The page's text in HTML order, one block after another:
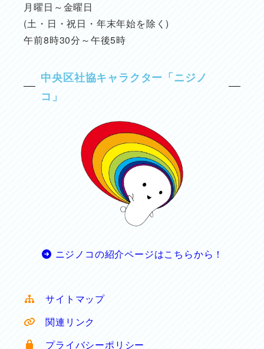
月曜日～金曜日
(土・日・祝日・年末年始を除く)
午前8時30分～午後5時
中央区社協キャラクター「ニジノ
コ」
ニジノコの紹介ページはこちらから！
サイトマップ
関連リンク
プライバシーポリシー